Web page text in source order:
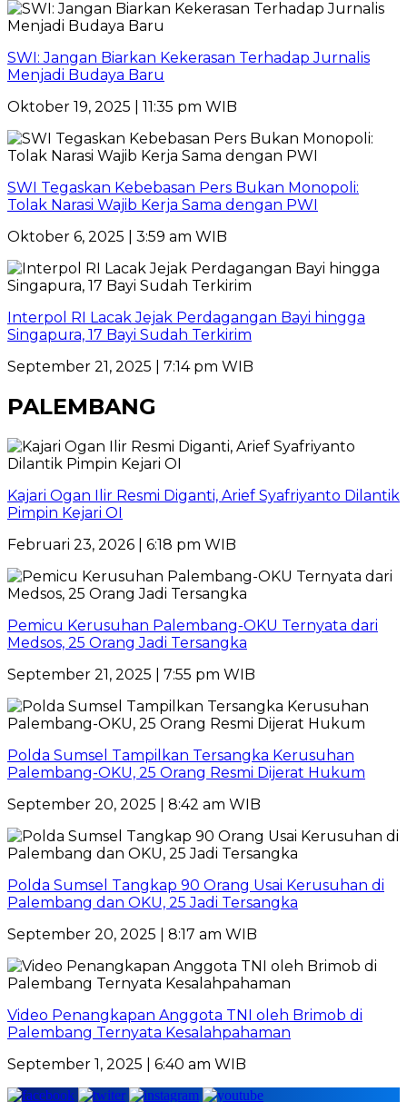
SWI: Jangan Biarkan Kekerasan Terhadap Jurnalis
Menjadi Budaya Baru
Oktober 19, 2025 | 11:35 pm WIB
SWI Tegaskan Kebebasan Pers Bukan Monopoli:
Tolak Narasi Wajib Kerja Sama dengan PWI
Oktober 6, 2025 | 3:59 am WIB
Interpol RI Lacak Jejak Perdagangan Bayi hingga
Singapura, 17 Bayi Sudah Terkirim
September 21, 2025 | 7:14 pm WIB
PALEMBANG
Kajari Ogan Ilir Resmi Diganti, Arief Syafriyanto Dilantik
Pimpin Kejari OI
Februari 23, 2026 | 6:18 pm WIB
Pemicu Kerusuhan Palembang-OKU Ternyata dari
Medsos, 25 Orang Jadi Tersangka
September 21, 2025 | 7:55 pm WIB
Polda Sumsel Tampilkan Tersangka Kerusuhan
Palembang-OKU, 25 Orang Resmi Dijerat Hukum
September 20, 2025 | 8:42 am WIB
Polda Sumsel Tangkap 90 Orang Usai Kerusuhan di
Palembang dan OKU, 25 Jadi Tersangka
September 20, 2025 | 8:17 am WIB
Video Penangkapan Anggota TNI oleh Brimob di
Palembang Ternyata Kesalahpahaman
September 1, 2025 | 6:40 am WIB